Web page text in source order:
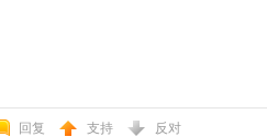
回复 支持 反对